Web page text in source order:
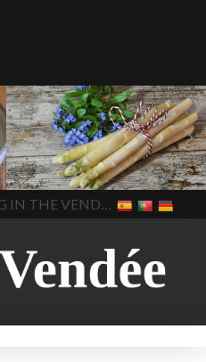
Notre cuisine asperges
asperges-a-la-flamande
asperges-blanches
asperges-pour-le-petit-
déjeuner asperges-
saisonnières asperges-
sauce-crème asperges-
soup carbonara-
végétarienne cuisine
saisonnière
cuisine-locale
cuisine-maison européenne
cuisine-maison-france
In The Vendee
LIVING AND TRAVELLING IN THE VENDÉE